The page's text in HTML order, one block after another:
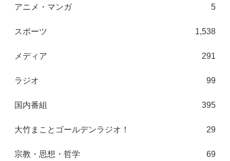
アニメ・マンガ 5
スポーツ 1,538
メディア 291
ラジオ 99
国内番組 395
大竹まことゴールデンラジオ！ 29
宗教・思想・哲学 69